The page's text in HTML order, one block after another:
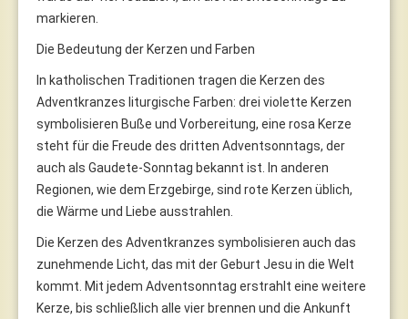
markieren.
Die Bedeutung der Kerzen und Farben
In katholischen Traditionen tragen die Kerzen des
Adventkranzes liturgische Farben: drei violette Kerzen
symbolisieren Buße und Vorbereitung, eine rosa Kerze
steht für die Freude des dritten Adventsonntags, der
auch als Gaudete-Sonntag bekannt ist. In anderen
Regionen, wie dem Erzgebirge, sind rote Kerzen üblich,
die Wärme und Liebe ausstrahlen.
Die Kerzen des Adventkranzes symbolisieren auch das
zunehmende Licht, das mit der Geburt Jesu in die Welt
kommt. Mit jedem Adventsonntag erstrahlt eine weitere
Kerze, bis schließlich alle vier brennen und die Ankunft